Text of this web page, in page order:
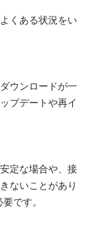
くある状況をい
ウンロードが一
プデートや再イ
定な場合や、接
ないことがあり
です。